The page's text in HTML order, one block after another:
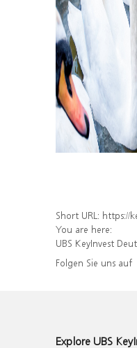
Short URL: https://
You are here:
UBS KeyInvest
Folgen Sie uns auf
Explore UBS